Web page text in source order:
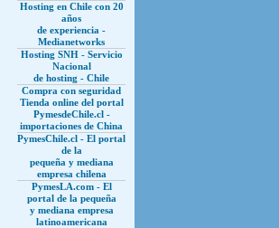
Hosting en Chile con 20
años
de experiencia -
Medianetworks
Hosting SNH - Servicio
Nacional
de hosting - Chile
Compra con seguridad
Tienda online del portal
PymesdeChile.cl -
importaciones de China
PymesChile.cl - El portal
de la
pequeña y mediana
empresa chilena
PymesLA.com - El
portal de la pequeña
y mediana empresa
latinoamericana